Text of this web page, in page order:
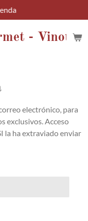
-
electrónico, para
exclusivos. Acceso
la ha extraviado enviar